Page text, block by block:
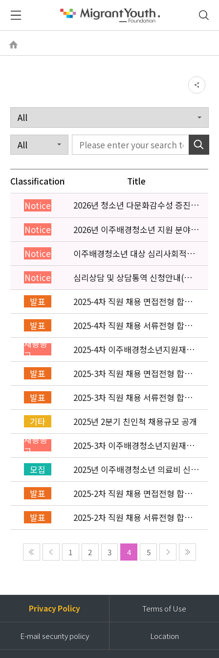
Classification Title
Notice
2026년 청소년 다문화감수성 증진
프로그램 「다가감」신청기관 안내
Notice
2026년 이주배경청소년 지원 분야
종사자 역량강화 교육 일정 안내
Notice
이주배경청소년 대상 심리사회적응
검사 연수동영상 개편 안내
Notice
심리상담 및 상담통역 신청안내(의뢰
서첨부)
발표
2025-4차 직원 채용 면접전형 합격
자 및 적격심사 안내
발표
2025-4차 직원 채용 서류전형 합격
자 발표 및 면접전형 안내
채용공
고
2025-4차 이주배경청소년지원재단
직원(사업운영부) 채용공고 (~8/4)
발표
2025-3차 직원 채용 면접전형 합격
자 발표 및 적격심사 안내
발표
2025-3차 직원 채용 서류전형 합격
자 발표 및 면접전형 안내
기타
2025년 2분기 친인척 채용규모 공개
채용공
고
2025-3차 이주배경청소년지원재단
직원(기획운영실/회계) 채용공고
(~7/6)
모집
2025년 이주배경청소년 의료비 신청
(2차) 안내
발표
2025-2차 직원 채용 면접전형 합격
자 발표 및 적격심사 안내
발표
2025-2차 직원 채용 서류전형 합격
자 발표 및 면접전형 안내
1 2 3 4 5
Privacy Policy Terms of Use
E-mail security policy Location